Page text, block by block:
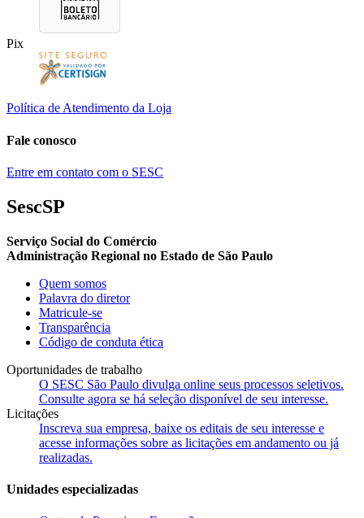
Pix
Política de Atendimento da Loja
Fale conosco
Entre em contato com o SESC
SescSP
Serviço Social do Comércio
Administração Regional no Estado de São Paulo
Quem somos
Palavra do diretor
Matricule-se
Transparência
Código de conduta ética
Oportunidades de trabalho
O SESC São Paulo divulga online seus processos seletivos.
Consulte agora se há seleção disponível de seu interesse.
Licitações
Inscreva sua empresa, baixe os editais de seu interesse e
acesse informações sobre as licitações em andamento ou já
realizadas.
Unidades especializadas